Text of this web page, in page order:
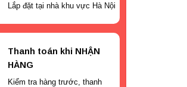
Lắp đặt tại nhà khu vực Hà Nội
Thanh toán khi NHẬN
HÀNG
Kiểm tra hàng trước, thanh